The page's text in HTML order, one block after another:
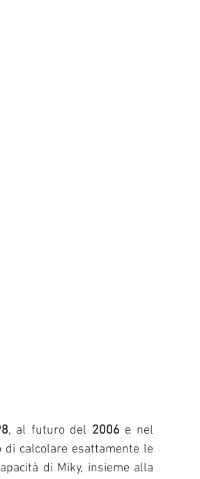
, al futuro del 2006 e nel
di calcolare esattamente le
di Miky, insieme alla